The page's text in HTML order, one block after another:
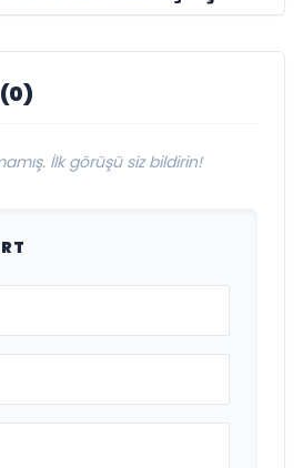
İlk görüşü siz bildirin!